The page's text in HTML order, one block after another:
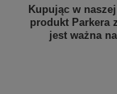
Kupując w
produkt Parkera
jest ważna